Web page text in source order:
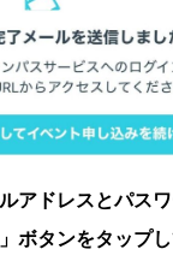
アドレスとパスワ
ボタンをタップし